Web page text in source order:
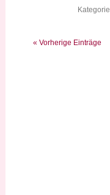
Kategorie
« Vorherige Einträge